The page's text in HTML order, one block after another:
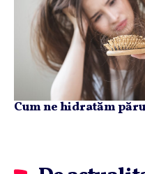
Cum ne hidratăm